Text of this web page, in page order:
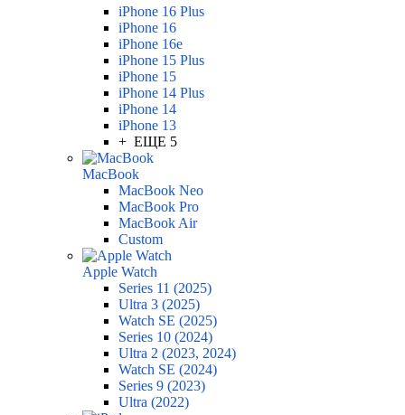
iPhone 16 Plus
iPhone 16
iPhone 16e
iPhone 15 Plus
iPhone 15
iPhone 14 Plus
iPhone 14
iPhone 13
+ ЕЩЕ 5
MacBook
MacBook Neo
MacBook Pro
MacBook Air
Custom
Apple Watch
Series 11 (2025)
Ultra 3 (2025)
Watch SE (2025)
Series 10 (2024)
Ultra 2 (2023, 2024)
Watch SE (2024)
Series 9 (2023)
Ultra (2022)